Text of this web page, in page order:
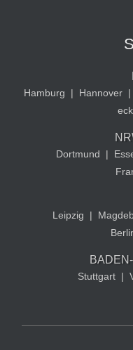
Hamburg | Hannover |
eck
Dortmund |
Leipzig |
Stuttgart |